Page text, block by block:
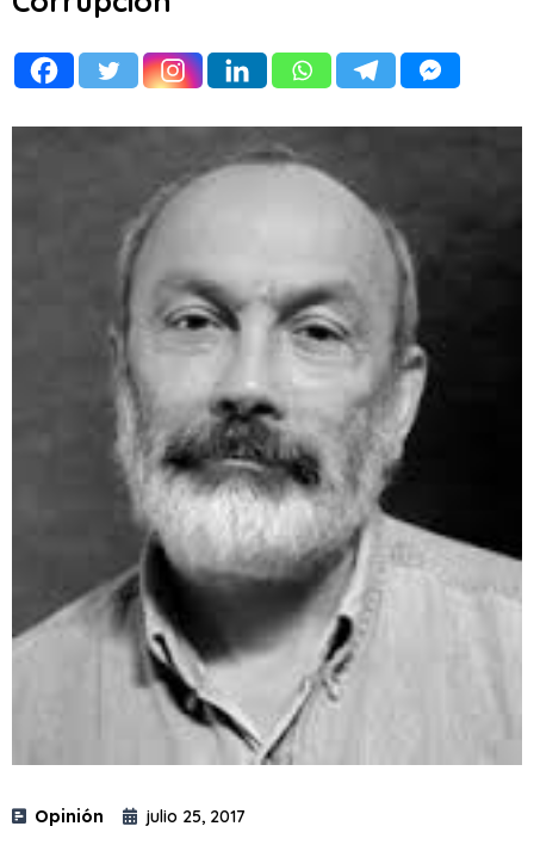
Opinión julio 25, 2017